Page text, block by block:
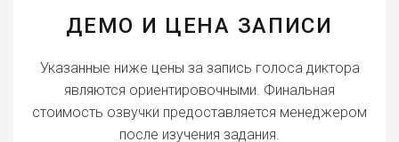
ДЕМО И ЦЕНА ЗАПИСИ
Указанные ниже цены за запись голоса диктора
являются ориентировочными. Финальная
стоимость озвучки предоставляется менеджером
после изучения задания.